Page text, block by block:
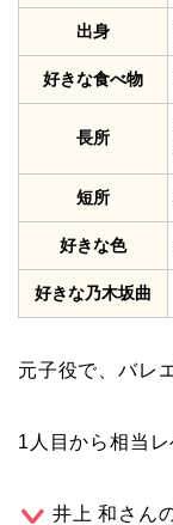
出身
好きな食べ物
長所
短所
好きな色
好きな乃木坂曲
元子役で、バレ
1人目から相当レ
井上 和さん